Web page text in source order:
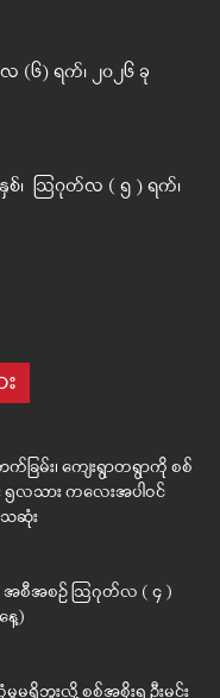
(၆) ရက်၊ ၂၀၂၆ ခု
နှစ်၊ ဩဂုတ်လ ( ၅ ) ရက်၊
ြမ်း၊ ကျေးရွာတရွာကို စစ်
၅လသား ကလေးအပါဝင်
ေဆုံး
အစီအစဉ် ဩဂုတ်လ ( ၄ )
ေ့)
ရှိဘူးလို့ စစ်အစိုးရ ဦးမင်း